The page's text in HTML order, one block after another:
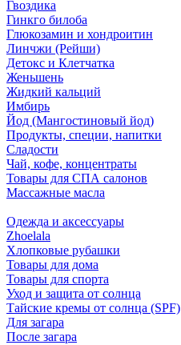
Гвоздика
Гинкго билоба
Глюкозамин и хондроитин
Линчжи (Рейши)
Детокс и Клетчатка
Женьшень
Жидкий кальций
Имбирь
Йод (Мангостиновый йод)
Продукты, специи, напитки
Сладости
Чай, кофе, концентраты
Товары для СПА салонов
Массажные масла
Одежда и аксессуары
Zhoelala
Хлопковые рубашки
Товары для дома
Товары для спорта
Уход и защита от солнца
Тайские кремы от солнца (SPF)
Для загара
После загара